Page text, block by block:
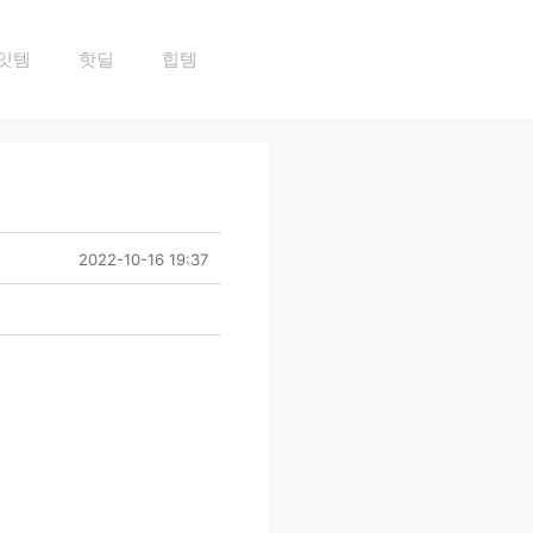
템 핫딜 힙템
2022-10-16 19:37